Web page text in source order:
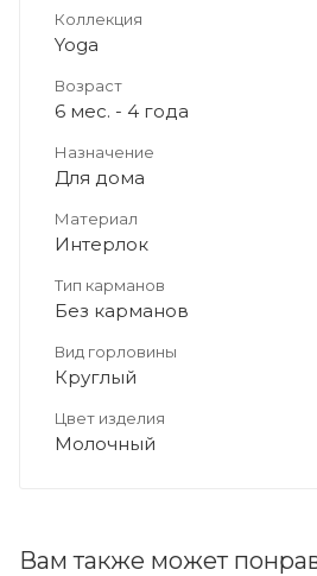
Коллекция
Yoga
Возраст
6 мес. - 4 года
Назначение
Для дома
Материал
Интерлок
Тип карманов
Без карманов
Вид горловины
Круглый
Цвет изделия
Молочный
Вам также может